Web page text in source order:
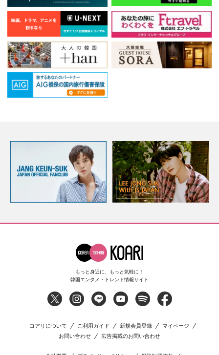
もっと身近に、もっと気軽に！
韓国エンタメ・トレンド情報サイト
コアリについて ご利用ガイド 新規会員登録
マイページ
お問い合わせ
広告掲載のお問い合わせ